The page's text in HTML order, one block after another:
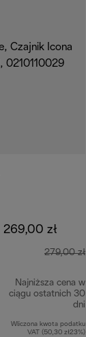
269,00 zł
279,00 zł
Najniższa cena w
ciągu ostatnich 30
dni
Wliczona kwota podatku
VAT (50,30 zł23%)